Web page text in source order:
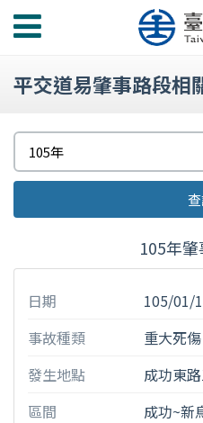
功
選
平交道易肇事路段相
選
105年
擇
105年
日期
105/01/
事故種類
重大死傷
發生地點
成功東
區間
成功~新